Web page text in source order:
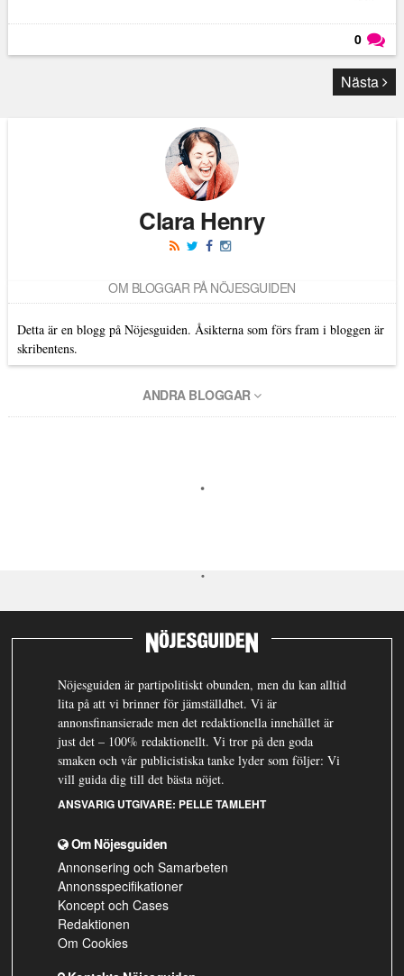
0
Läs kommentarer (0)
Nästa
Clara Henry
OM BLOGGAR PÅ NÖJESGUIDEN
Detta är en blogg på Nöjesguiden. Åsikterna som förs fram i bloggen är
skribentens.
ANDRA BLOGGAR
Nöjesguiden är partipolitiskt obunden, men du kan alltid
lita på att vi brinner för jämställdhet. Vi är
annonsfinansierade men det redaktionella innehållet är
just det – 100% redaktionellt. Vi tror på den goda
smaken och vår publicistiska tanke lyder som följer: Vi
vill guida dig till det bästa nöjet.
ANSVARIG UTGIVARE: PELLE TAMLEHT
Om Nöjesguiden
Annonsering och Samarbeten
Annonsspecifikationer
Koncept och Cases
Redaktionen
Om Cookies